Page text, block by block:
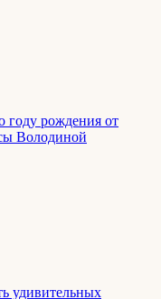
году рождения от
Володиной
удивительных